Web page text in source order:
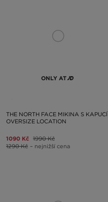
ONLY AT
THE NORTH FACE MIKINA S KAPUCÍ
OVERSIZE LOCATION
1090 Kč 1990 Kč
1290 Kč – nejnižší cena